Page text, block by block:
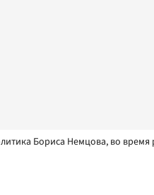
Бориса Немцова, во время